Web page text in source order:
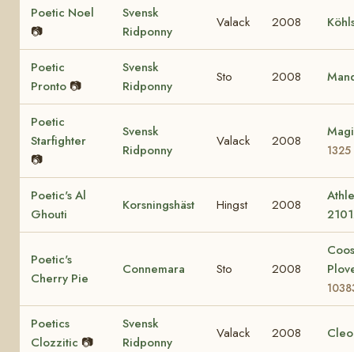
Poetic Noel
📷
Svensk
Ridponny
Valack 2008
Poetic
Pronto 📷
Svensk
Ridponny
Sto 2008
Poetic
Starfighter
📷
Svensk
Ridponny
Valack 2008
1325
Poetic's Al
Ghouti
Korsningshäst Hingst 2008
Poetic's
Cherry Pie
Connemara Sto 2008
Poetics
Clozzitic 📷
Svensk
Ridponny
Valack 2008